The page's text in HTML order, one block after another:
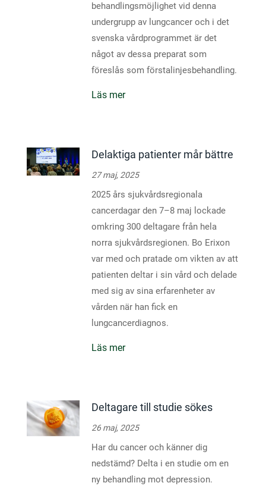
behandlingsmöjlighet vid denna
undergrupp av lungcancer och i det
svenska vårdprogrammet är det
något av dessa preparat som
föreslås som förstalinjesbehandling.
Läs mer
Delaktiga patienter mår bättre
27 maj, 2025
2025 års sjukvårdsregionala
cancerdagar den 7–8 maj lockade
omkring 300 deltagare från hela
norra sjukvårdsregionen. Bo Erixon
var med och pratade om vikten av att
patienten deltar i sin vård och delade
med sig av sina erfarenheter av
vården när han fick en
lungcancerdiagnos.
Läs mer
Deltagare till studie sökes
26 maj, 2025
Har du cancer och känner dig
nedstämd? Delta i en studie om en
ny behandling mot depression.